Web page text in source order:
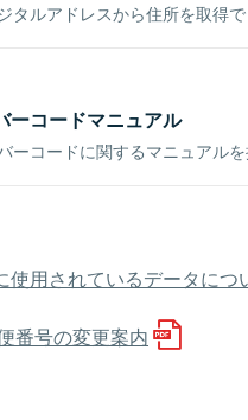
タルアドレスから住所を取得で
ーコードマニュアル
ーコードに関するマニュアルを
使用されているデータにつ
番号の変更案内